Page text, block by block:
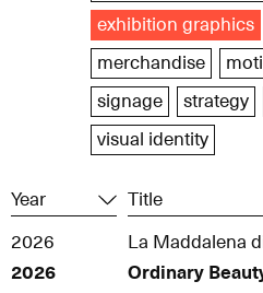
exhibition graphics
merchandise
signage
strategy
visual identity
Year
Title
2026
La Maddalena
2026
Ordinary